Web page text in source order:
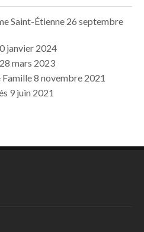
Saint-Étienne 26 septembre
janvier 2024
28 mars 2023
Famille8 novembre 2021
9 juin 2021